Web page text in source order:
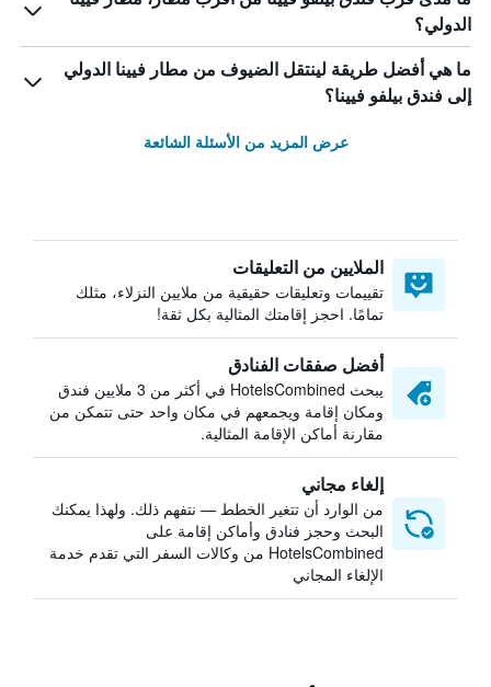
الدولي؟
ما هي أفضل طريقة لينتقل الضيوف من مطار فيينا الدولي
إلى فندق بيلفو فيينا؟
عرض المزيد من الأسئلة الشائعة
الملايين من التعليقات
تقييمات وتعليقات حقيقية من ملايين النزلاء، مثلك
تمامًا. احجز إقامتك المثالية بكل ثقة!
أفضل صفقات الفنادق
يبحث HotelsCombined في أكثر من 3 ملايين فندق
ومكان إقامة ويجمعهم في مكان واحد حتى تتمكن من
مقارنة أماكن الإقامة المثالية.
إلغاء مجاني
من الوارد أن تتغير الخطط — نتفهم ذلك. ولهذا يمكنك
البحث وحجز فنادق وأماكن إقامة على
HotelsCombined من وكالات السفر التي تقدم خدمة
الإلغاء المجاني